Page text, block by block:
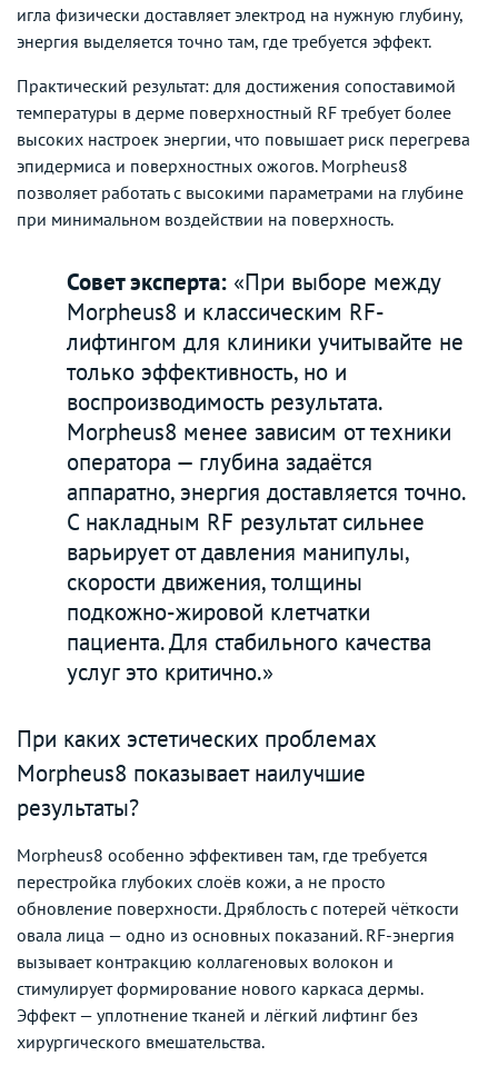
игла физически доставляет электрод на нужную глубину,
энергия выделяется точно там, где требуется эффект.
Практический результат: для достижения сопоставимой
температуры в дерме поверхностный RF требует более
высоких настроек энергии, что повышает риск перегрева
эпидермиса и поверхностных ожогов. Morpheus8
позволяет работать с высокими параметрами на глубине
при минимальном воздействии на поверхность.
Совет эксперта: «При выборе между
Morpheus8 и классическим RF-
лифтингом для клиники учитывайте не
только эффективность, но и
воспроизводимость результата.
Morpheus8 менее зависим от техники
оператора — глубина задаётся
аппаратно, энергия доставляется точно.
С накладным RF результат сильнее
варьирует от давления манипулы,
скорости движения, толщины
подкожно-жировой клетчатки
пациента. Для стабильного качества
услуг это критично.»
При каких эстетических проблемах
Morpheus8 показывает наилучшие
результаты?
Morpheus8 особенно эффективен там, где требуется
перестройка глубоких слоёв кожи, а не просто
обновление поверхности. Дряблость с потерей чёткости
овала лица — одно из основных показаний. RF-энергия
вызывает контракцию коллагеновых волокон и
стимулирует формирование нового каркаса дермы.
Эффект — уплотнение тканей и лёгкий лифтинг без
хирургического вмешательства.